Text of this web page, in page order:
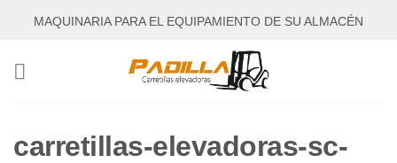
MAQUINARIA PARA EL EQUIPAMIENTO DE SU ALMACÉN
carretillas-elevadoras-sc-